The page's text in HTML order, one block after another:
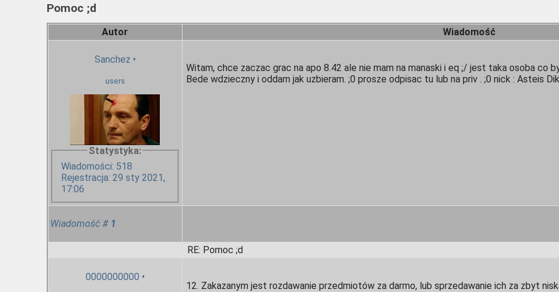
Pomoc ;d
Autor Wiadomość
Sanchez •
users
Statystyka:
Wiadomości: 518
Rejestracja: 29 sty 2021,
17:06
Witam, chce zaczac grac na apo 8.42 ale nie mam na manaski i eq ;/ jest taka osoba co
Bede wdzieczny i oddam jak uzbieram. ;0 prosze odpisac tu lub na priv . ;0 nick : Asteis
Wiadomość # 1
RE: Pomoc ;d
0000000000 •
12. Zakazanym jest rozdawanie przedmiotów za darmo, lub sprzedawanie ich za zbyt